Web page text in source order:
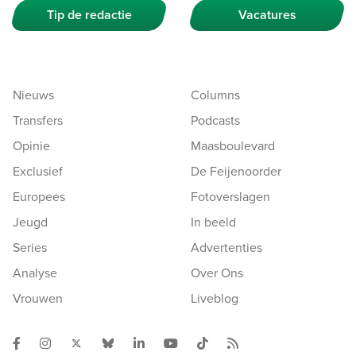
Tip de redactie Vacatures
Nieuws
Transfers
Opinie
Exclusief
Europees
Jeugd
Series
Analyse
Vrouwen
Columns
Podcasts
Maasboulevard
De Feijenoorder
Fotoverslagen
In beeld
Advertenties
Over Ons
Liveblog